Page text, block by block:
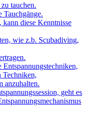
tauchen.
Tauchgänge.
kann diese Kenntnisse
wie z.b. Scubadiving,
Techniken,
anzuhalten.
geht es